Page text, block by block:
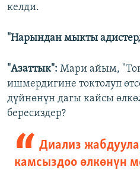
келди.
"Нарындан мыкты
"Азаттык": Мари айым,
ишмердигине токтолуп
дүйнөнүн дагы кайсы
бересиздер?
Диализ
камсыздоо өлкөнүн